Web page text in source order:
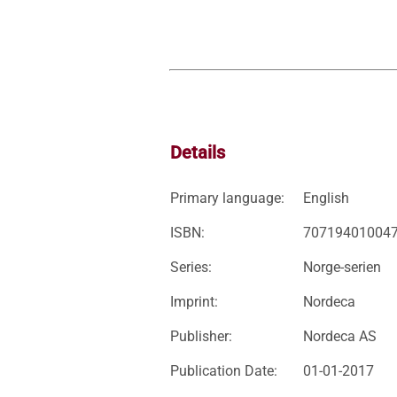
Details
Primary language: English
ISBN:
Series: Norge-serien
Imprint: Nordeca
Publisher: Nordeca AS
Publication Date: 01-01-2017